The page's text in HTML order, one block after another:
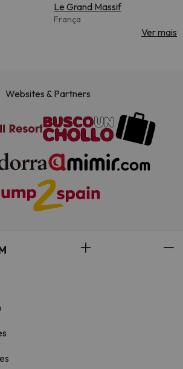
Le Grand Massif
França
Ver mais
Websites & Partners